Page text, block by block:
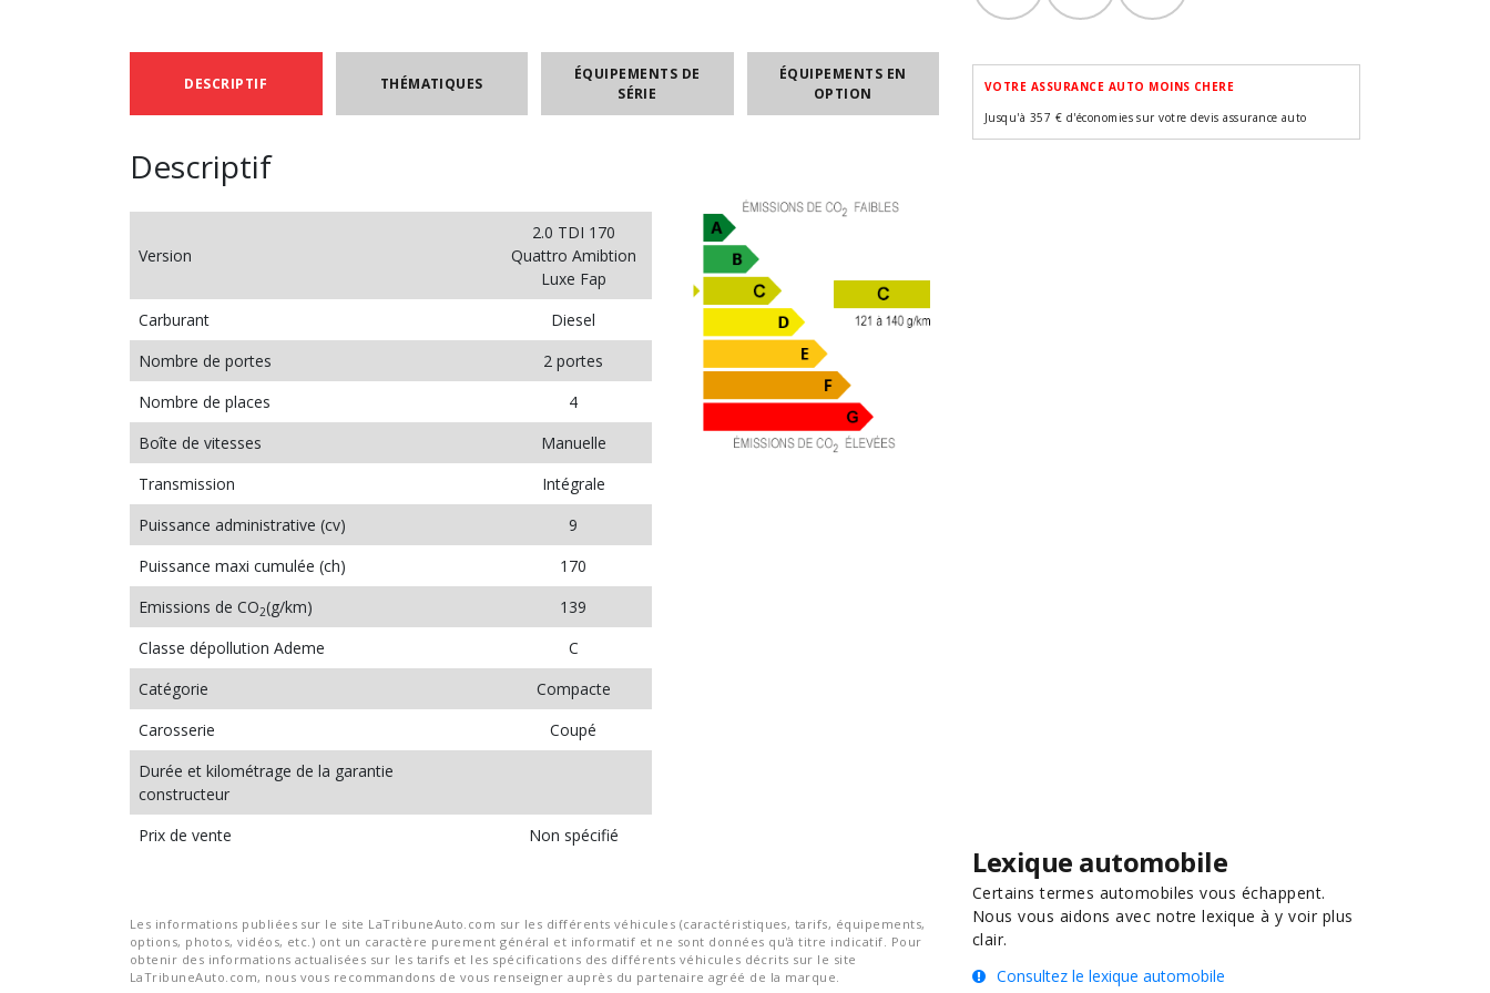
DESCRIPTIF THÉMATIQUES
ÉQUIPEMENTS DE
SÉRIE
ÉQUIPEMENTS EN
OPTION
Descriptif
Version
2.0 TDI 170
Quattro Amibtion
Luxe Fap
Carburant
Diesel
Nombre de portes
2 portes
Nombre de places
4
Boîte de vitesses
Manuelle
Transmission
Intégrale
Puissance administrative (cv)
9
Puissance maxi cumulée (ch)
170
Emissions de CO2(g/km)
139
Classe dépollution Ademe
C
Catégorie
Compacte
Carosserie
Coupé
Durée et kilométrage de la garantie
constructeur
Prix de vente
Non spécifié
Les informations publiées sur le site LaTribuneAuto.com sur les différents véhicules (caractéristiques, tarifs, équipements,
options, photos, vidéos, etc.) ont un caractère purement général et informatif et ne sont données qu'à titre indicatif. Pour
obtenir des informations actualisées sur les tarifs et les spécifications des différents véhicules décrits sur le site
LaTribuneAuto.com, nous vous recommandons de vous renseigner auprès du partenaire agréé de la marque.
VOTRE ASSURANCE AUTO MOINS CHERE
Jusqu'à 357 € d'économies sur votre devis assurance auto
Lexique automobile
Certains termes automobiles vous échappent.
Nous vous aidons avec notre lexique à y voir plus
clair.
Consultez le lexique automobile